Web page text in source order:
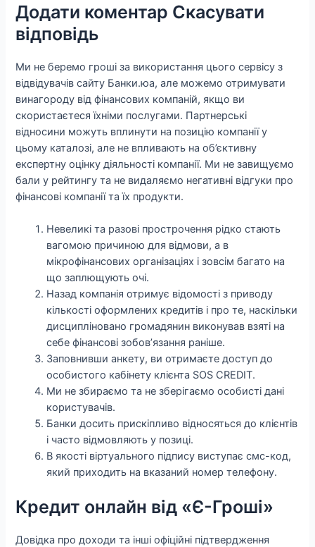
Додати коментар Скасувати
відповідь
Ми не беремо гроші за використання цього сервісу з
відвідувачів сайту Банки.юа, але можемо отримувати
винагороду від фінансових компаній, якщо ви
скористаєтеся їхніми послугами. Партнерські
відносини можуть вплинути на позицію компанії у
цьому каталозі, але не впливають на об’єктивну
експертну оцінку діяльності компанії. Ми не завищуємо
бали у рейтингу та не видаляємо негативні відгуки про
фінансові компанії та їх продукти.
Невеликі та разові прострочення рідко стають
вагомою причиною для відмови, а в
мікрофінансових організаціях і зовсім багато на
що заплющують очі.
Назад компанія отримує відомості з приводу
кількості оформлених кредитів і про те, наскільки
дисципліновано громадянин виконував взяті на
себе фінансові зобов’язання раніше.
Заповнивши анкету, ви отримаєте доступ до
особистого кабінету клієнта SOS CREDIT.
Ми не збираємо та не зберігаємо особисті дані
користувачів.
Банки досить прискіпливо відносяться до клієнтів
і часто відмовляють у позиці.
В якості віртуального підпису виступає смс-код,
який приходить на вказаний номер телефону.
Кредит онлайн від «Є-Гроші»
Довідка про доходи та інші офіційні підтвердження